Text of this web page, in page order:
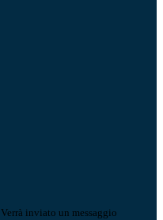
Verrà inviato un messaggio